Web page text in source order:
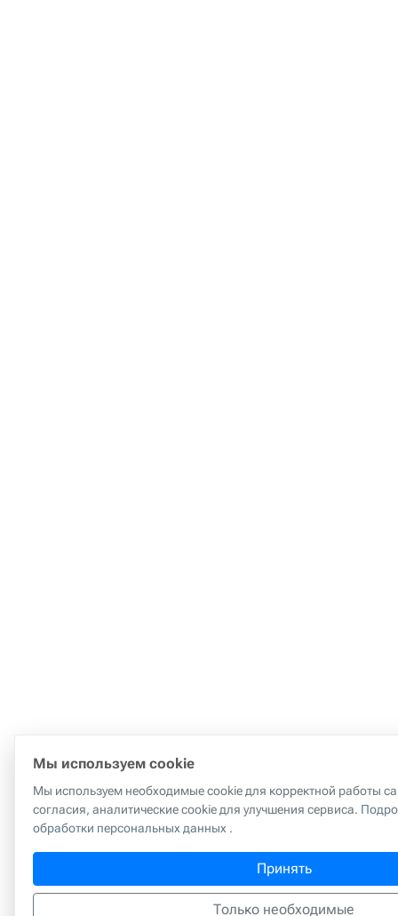
Мы используем cookie
Мы используем необходимые cookie для корректной работы
согласия, аналитические cookie для улучшения сервиса.
обработки персональных данных .
Принять
Только необходимые